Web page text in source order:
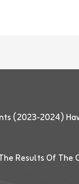
(2023-2024)
Results Of